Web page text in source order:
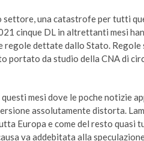
una catastrofe per tutti
cinque DL in altrettanti mesi
dettate dallo Stato. Regole
da studio della CNA di
mesi dove le poche notizie
assolutamente distorta.
Europa e come del resto quasi
va addebitata alla